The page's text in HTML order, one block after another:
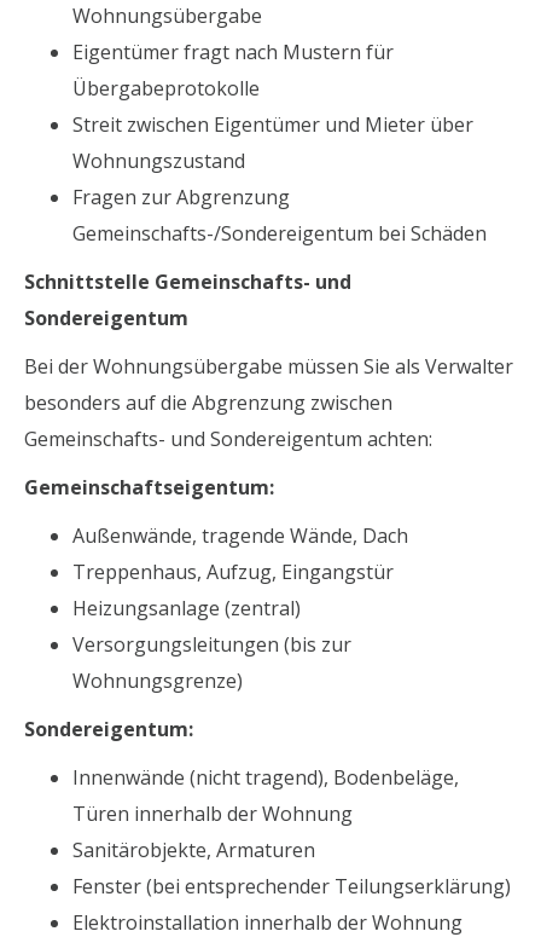
Wohnungsübergabe
Eigentümer fragt nach Mustern für
Übergabeprotokolle
Streit zwischen Eigentümer und Mieter über
Wohnungszustand
Fragen zur Abgrenzung
Gemeinschafts-/Sondereigentum bei Schäden
Schnittstelle Gemeinschafts- und
Sondereigentum
Bei der Wohnungsübergabe müssen Sie als Verwalter
besonders auf die Abgrenzung zwischen
Gemeinschafts- und Sondereigentum achten:
Gemeinschaftseigentum:
Außenwände, tragende Wände, Dach
Treppenhaus, Aufzug, Eingangstür
Heizungsanlage (zentral)
Versorgungsleitungen (bis zur
Wohnungsgrenze)
Sondereigentum:
Innenwände (nicht tragend), Bodenbeläge,
Türen innerhalb der Wohnung
Sanitärobjekte, Armaturen
Fenster (bei entsprechender Teilungserklärung)
Elektroinstallation innerhalb der Wohnung